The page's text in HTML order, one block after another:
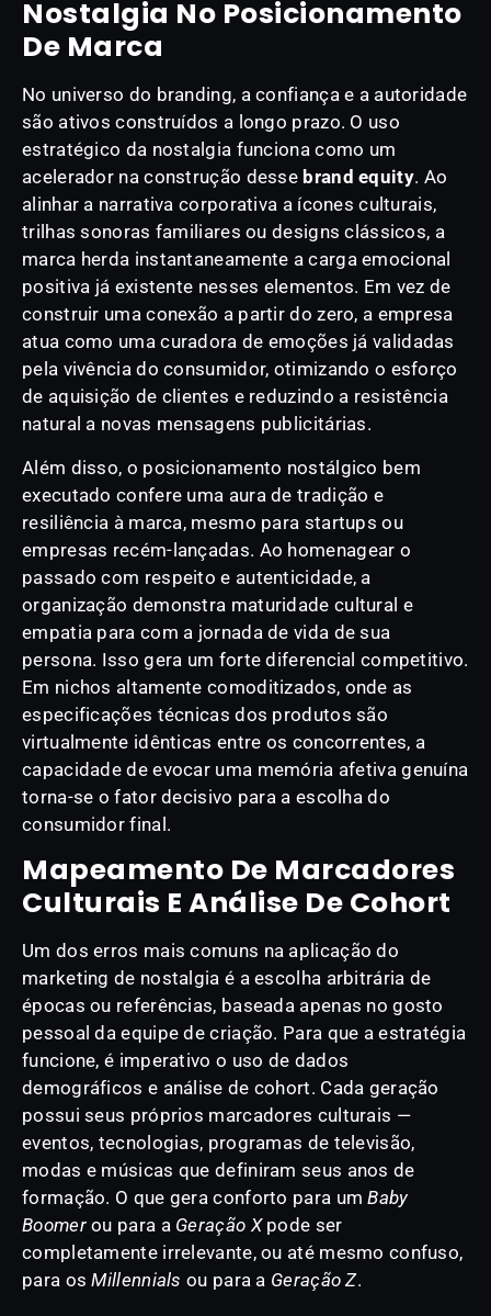
Nostalgia No Posicionamento
De Marca
No universo do branding, a confiança e a autoridade
são ativos construídos a longo prazo. O uso
estratégico da nostalgia funciona como um
acelerador na construção desse brand equity. Ao
alinhar a narrativa corporativa a ícones culturais,
trilhas sonoras familiares ou designs clássicos, a
marca herda instantaneamente a carga emocional
positiva já existente nesses elementos. Em vez de
construir uma conexão a partir do zero, a empresa
atua como uma curadora de emoções já validadas
pela vivência do consumidor, otimizando o esforço
de aquisição de clientes e reduzindo a resistência
natural a novas mensagens publicitárias.
Além disso, o posicionamento nostálgico bem
executado confere uma aura de tradição e
resiliência à marca, mesmo para startups ou
empresas recém-lançadas. Ao homenagear o
passado com respeito e autenticidade, a
organização demonstra maturidade cultural e
empatia para com a jornada de vida de sua
persona. Isso gera um forte diferencial competitivo.
Em nichos altamente comoditizados, onde as
especificações técnicas dos produtos são
virtualmente idênticas entre os concorrentes, a
capacidade de evocar uma memória afetiva genuína
torna-se o fator decisivo para a escolha do
consumidor final.
Mapeamento De Marcadores
Culturais E Análise De Cohort
Um dos erros mais comuns na aplicação do
marketing de nostalgia é a escolha arbitrária de
épocas ou referências, baseada apenas no gosto
pessoal da equipe de criação. Para que a estratégia
funcione, é imperativo o uso de dados
demográficos e análise de cohort. Cada geração
possui seus próprios marcadores culturais —
eventos, tecnologias, programas de televisão,
modas e músicas que definiram seus anos de
formação. O que gera conforto para umBaby
Boomerou para a Geração Xpode ser
completamente irrelevante, ou até mesmo confuso,
para osMillennials ou para a Geração Z.